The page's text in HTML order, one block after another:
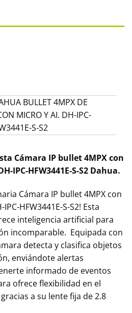
BULLET 4MPX DE
MICRO Y AI. DH-IPC-
S-S2
Cámara IP bullet 4MPX con
IPC-HFW3441E-S-S2 Dahua.
Cámara IP bullet 4MPX con
HFW3441E-S-S2! Esta
inteligencia artificial para
incomparable. Equipada con
detecta y clasifica objetos
enviándote alertas
informado de eventos
ofrece flexibilidad en el
a su lente fija de 2.8